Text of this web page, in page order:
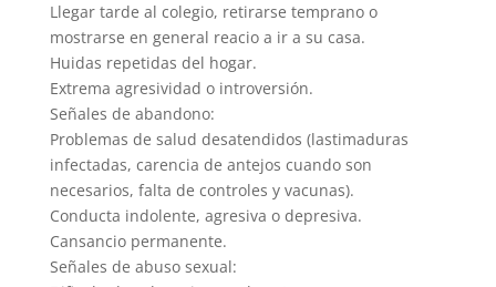
Llegar tarde al colegio, retirarse temprano o
mostrarse en general reacio a ir a su casa.
Huidas repetidas del hogar.
Extrema agresividad o introversión.
Señales de abandono:
Problemas de salud desatendidos (lastimaduras
infectadas, carencia de antejos cuando son
necesarios, falta de controles y vacunas).
Conducta indolente, agresiva o depresiva.
Cansancio permanente.
Señales de abuso sexual: